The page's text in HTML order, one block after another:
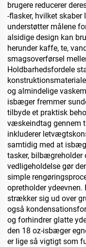
brugere reducerer
-flasker, hvilket
understøtter målene
alsidige design kan
herunder kaffe, te,
smagsoverførsel
Holdbarhedsfordele
og almindelige
isbæger fremmer
tilbyde et praktisk
væskeindtag gennem
inkluderer
samtidig med at
tasker, bilbægreholder
vedligeholdelse gør
simple
opretholder ydeevnen.
strækker sig ud over
også
og forhindrer glatte
den 18 oz-isbæger
er lige så vigtigt som